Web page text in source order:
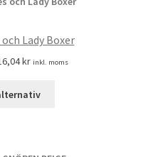
Lady Boxer
kr inkl. moms